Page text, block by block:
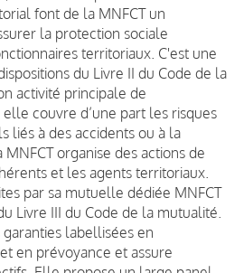
font de la MNFCT un
la protection sociale
territoriaux. C'est une
du Livre II du Code de la
activité principale de
couvre d’une part les risques
liés à des accidents ou à la
organise des actions de
et les agents territoriaux.
par sa mutuelle dédiée MNFCT
Livre III du Code de la mutualité.
garanties labellisées en
en prévoyance et assure